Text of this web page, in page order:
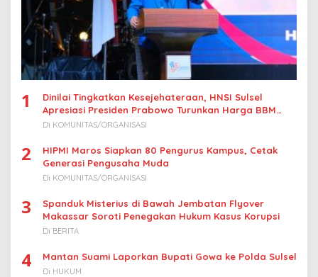
1
Dinilai Tingkatkan Kesejehateraan, HNSI Sulsel
Apresiasi Presiden Prabowo Turunkan Harga BBM
Nelayan
Di KOMUNITAS/ORGANISASI
2
HIPMI Maros Siapkan 80 Pengurus Kampus, Cetak
Generasi Pengusaha Muda
Di KOMUNITAS/ORGANISASI
3
Spanduk Misterius di Bawah Jembatan Flyover
Makassar Soroti Penegakan Hukum Kasus Korupsi
Di BERITA
4 Mantan Suami Laporkan Bupati Gowa ke Polda Sulsel
Di HUKUM